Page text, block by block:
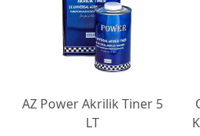
AZ Power Akrilik Tiner 5
LT